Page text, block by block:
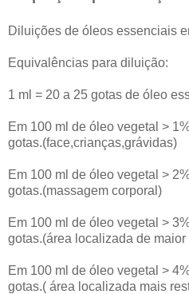
Diluições de óleos essenciais
Equivalências para diluição:
1 ml = 20 a 25 gotas de óleo
Em 100 ml de óleo vegetal >
gotas.(face,crianças,grávidas)
Em 100 ml de óleo vegetal >
gotas.(massagem corporal)
Em 100 ml de óleo vegetal >
gotas.(área localizada de maior
Em 100 ml de óleo vegetal >
gotas.( área localizada mais